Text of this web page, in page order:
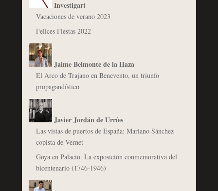
Investigart
Vacaciones de verano 2023
Felices Fiestas 2022
Jaime Belmonte de la Haza
El Arco de Trajano en Benevento, un triunfo
propagandístico
Javier Jordán de Urríes
Las vistas de puertos de España: Mariano Sánchez
copista de Vernet
Goya en Palacio. La exposición conmemorativa del
bicentenario (1746-1946)